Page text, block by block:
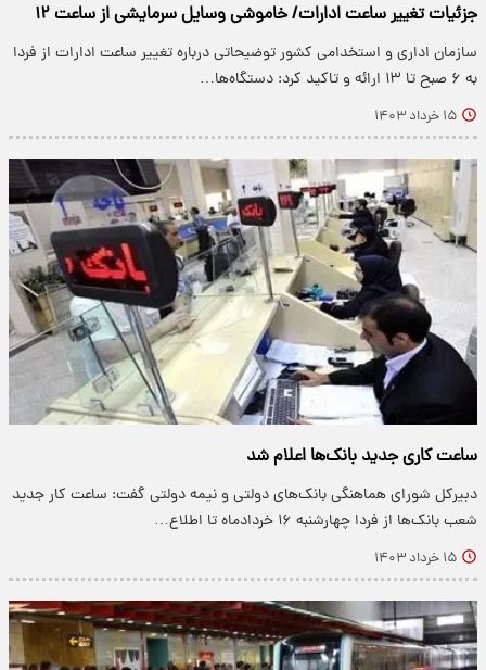
جزئیات تغییر ساعت ادارات/ خاموشی وسایل سرمایشی از ساعت ۱۲
سازمان اداری و استخدامی کشور توضیحاتی درباره تغییر ساعت ادارات از فردا
به ۶ صبح تا ۱۳ ارائه و تاکید کرد: دستگاه‌ها…
۱۵ خرداد ۱۴۰۳
ساعت کاری جدید بانک‌ها اعلام شد
دبیرکل شورای هماهنگی بانک‌های دولتی و نیمه دولتی گفت: ساعت کار جدید
شعب بانک‌ها از فردا چهارشنبه ۱۶ خردادماه تا اطلاع…
۱۵ خرداد ۱۴۰۳